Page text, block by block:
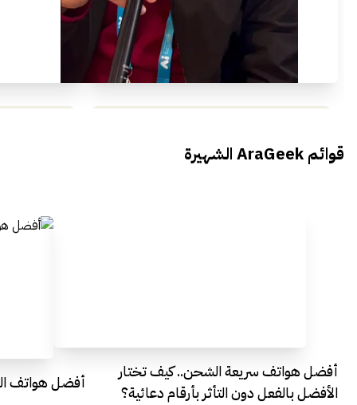
Everything Egypt
قوائم AraGeek الشهيرة
أفضل هواتف سريعة الشحن.. كيف تختار
الأفضل بالفعل دون التأثر بأرقام دعائية؟
أفضل هواتف